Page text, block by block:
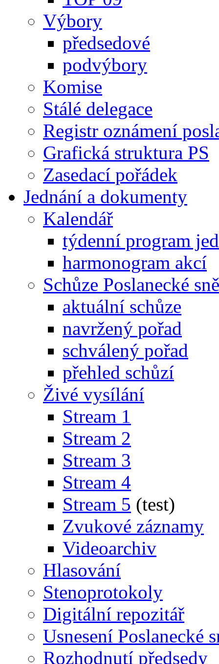
Výbory
předsedové
podvýbory
Komise
Stálé delegace
Registr oznámení
Grafická struktura PS
Zasedací pořádek
Jednání a dokumenty
Kalendář
týdenní program
harmonogram akcí
Schůze Poslanecké
aktuální schůze
navržený pořad
schválený pořad
přehled schůzí
Živé vysílání
Stream 1
Stream 2
Stream 3
Stream 4
Stream 5 (test)
Zvukové záznamy
Videoarchiv
Hlasování
Stenoprotokoly
Digitální repozitář
Usnesení Poslanecké
Rozhodnutí předsedy